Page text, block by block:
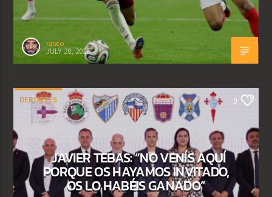
rasco
JULY 28, 2026
DEPORTES 0
JAVIER TEBAS: “NO VENÍS AQUÍ
PORQUE OS HAYAMOS INVITADO,
OS LO HABÉIS GANADO”